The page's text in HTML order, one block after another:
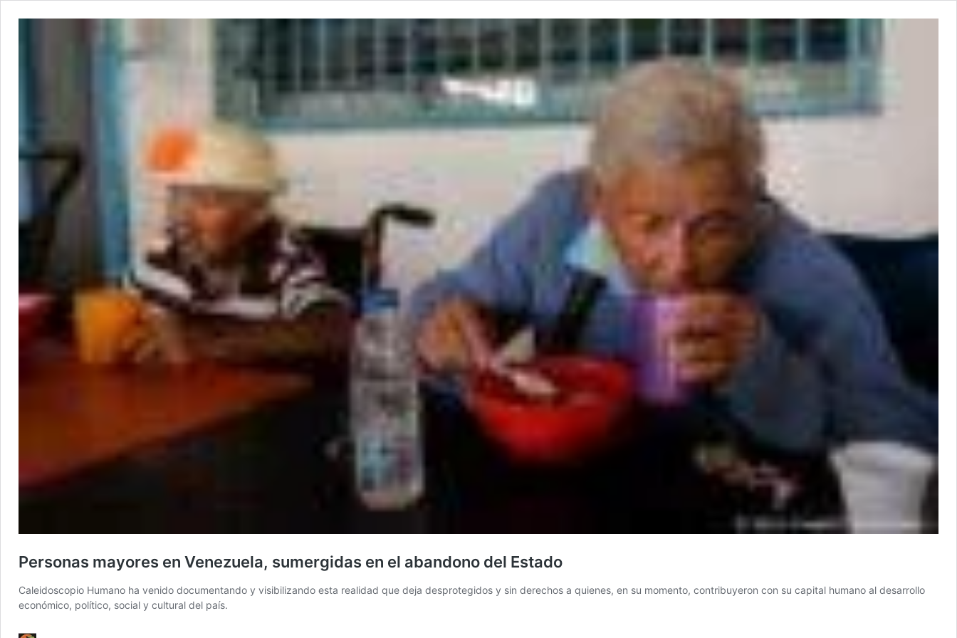
Personas mayores en Venezuela, sumergidas en el abandono del Estado
Caleidoscopio Humano ha venido documentando y visibilizando esta realidad que deja desprotegidos y sin derechos a quienes, en su momento, contribuyeron con su capital humano al desarrollo
económico, político, social y cultural del país.